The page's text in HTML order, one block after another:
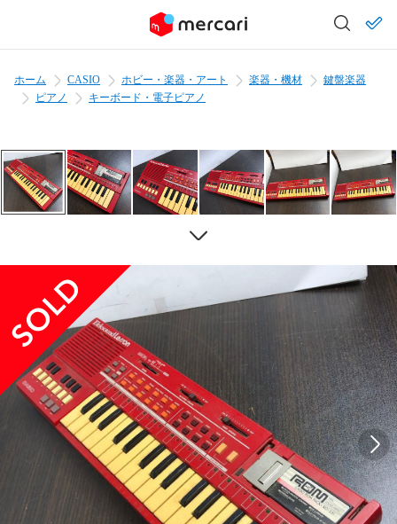
ホーム CASIO ホビー・楽器・アート 楽器・機材
鍵盤楽器
ピアノ
キーボード・電子ピアノ